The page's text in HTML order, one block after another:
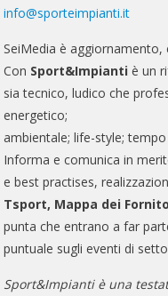
info@sporteimpianti.it
SeiMedia è
Con Sport&Impianti è un
sia tecnico, ludico che
energetico;
ambientale; life-style;
Informa e comunica in
e best practises,
Tsport, Mappa dei
punta che entrano a far
puntuale sugli eventi di
Sport&Impianti è una